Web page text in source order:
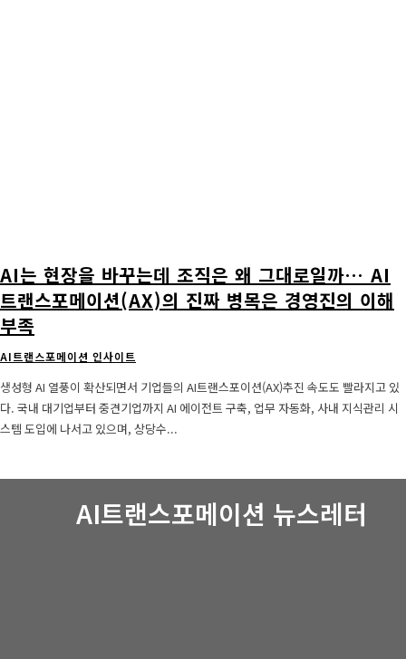
AI는 현장을 바꾸는데 조직은 왜 그대로일까… AI
트랜스포메이션(AX)의 진짜 병목은 경영진의 이해
부족
AI트랜스포메이션 인사이트
생성형 AI 열풍이 확산되면서 기업들의 AI트랜스포이션(AX)추진 속도도 빨라지고 있
다. 국내 대기업부터 중견기업까지 AI 에이전트 구축, 업무 자동화, 사내 지식관리 시
스템 도입에 나서고 있으며, 상당수...
AI트랜스포메이션 뉴스레터